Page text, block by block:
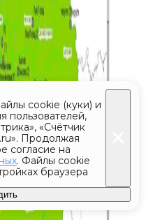
cookie (куки) и
пользователей,
«Счётчик
Продолжая
согласие на
. Файлы cookie
браузера